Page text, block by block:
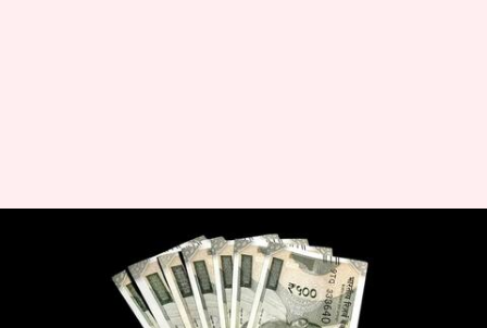
भारत में पैसा जमा करने पर NRI पा
सकेंगे अधिक ब्याज, RBI ने बदला